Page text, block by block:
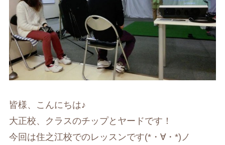
皆様、こんにちは♪
大正校、クラスのチップとヤードです！
今回は住之江校でのレッスンです(*・∀・*)ノ